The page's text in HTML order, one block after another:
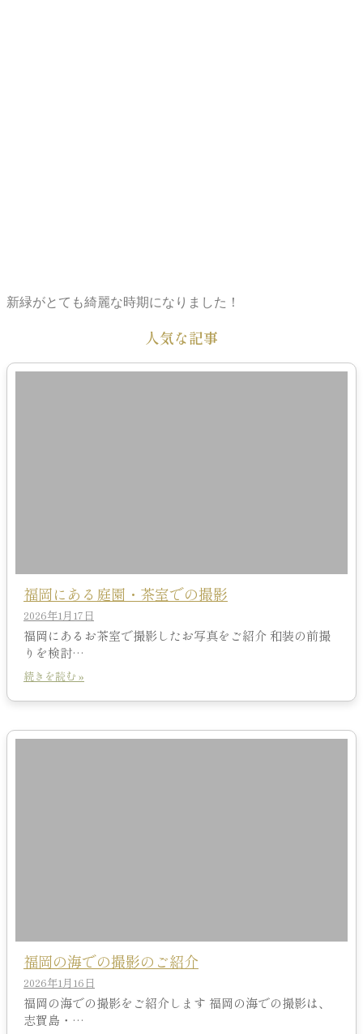
新緑がとても綺麗な時期になりました！
人気な記事
福岡にある庭園・茶室での撮影
2026年1月17日
福岡にあるお茶室で撮影したお写真をご紹介 和装の前撮
りを検討…
続きを読む »
福岡の海での撮影のご紹介
2026年1月16日
福岡の海での撮影をご紹介します 福岡の海での撮影は、
志賀島・…